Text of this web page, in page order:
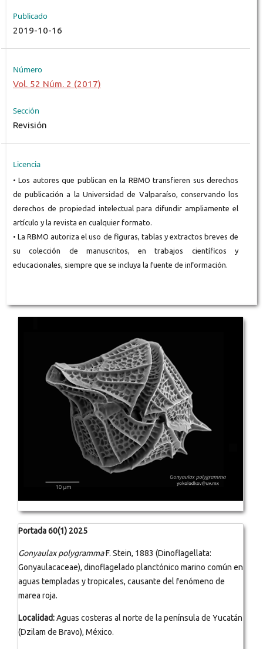
Publicado
2019-10-16
Número
Vol. 52 Núm. 2 (2017)
Sección
Revisión
Licencia
• Los autores que publican en la RBMO transfieren sus derechos
de publicación a la Universidad de Valparaíso, conservando los
derechos de propiedad intelectual para difundir ampliamente el
artículo y la revista en cualquier formato.
• La RBMO autoriza el uso de figuras, tablas y extractos breves de
su colección de manuscritos, en trabajos científicos y
educacionales, siempre que se incluya la fuente de información.
Portada 60(1) 2025
Gonyaulax polygrammaF. Stein, 1883 (Dinoflagellata:
Gonyaulacaceae), dinoflagelado planctónico marino común en
aguas templadas y tropicales, causante del fenómeno de
marea roja.
Localidad:Aguas costeras al norte de la península de Yucatán
(Dzilam de Bravo), México.